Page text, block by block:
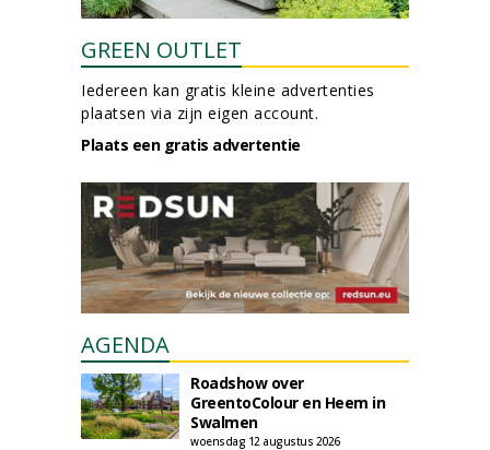
GREEN OUTLET
Iedereen kan gratis kleine advertenties
plaatsen via zijn eigen account.
Plaats een gratis advertentie
AGENDA
Roadshow over
GreentoColour en Heem in
Swalmen
woensdag 12 augustus 2026